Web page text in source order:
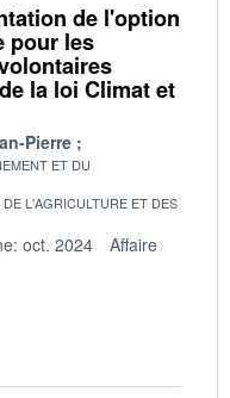
de l'option
pour les
la loi Climat et
Pierre
ET DU
L'AGRICULTURE ET DES
oct. 2024
Affaire